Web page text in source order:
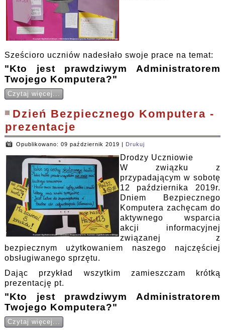
Sześcioro uczniów nadesłało swoje prace na temat:
"Kto jest prawdziwym Administratorem
Twojego Komputera?"
Czytaj więcej...
Dzień Bezpiecznego Komputera -
prezentacje
Opublikowano: 09 październik 2019 | Drukuj
Drodzy Uczniowie
W związku z
przypadającym w sobotę
12 października 2019r.
Dniem Bezpiecznego
Komputera zachęcam do
aktywnego wsparcia
akcji informacyjnej
związanej z
bezpiecznym użytkowaniem naszego najczęściej
obsługiwanego sprzętu.
Dając przykład wszytkim zamieszczam krótką
prezentację pt.
"Kto jest prawdziwym Administratorem
Twojego Komputera?"
Czytaj więcej...